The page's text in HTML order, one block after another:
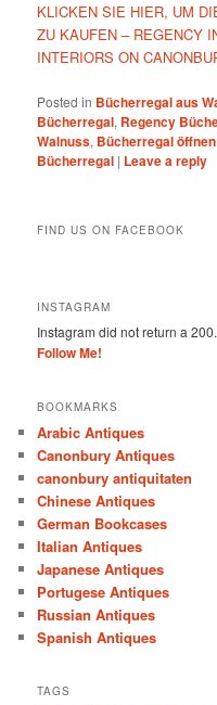
KLICKEN SIE HIER, UM
ZU KAUFEN – REGENCY
INTERIORS ON
Posted in Bücherregal aus
Bücherregal, Regency
Walnuss, Bücherregal öffnen
Bücherregal | Leave a reply
FIND US ON FACEBOOK
INSTAGRAM
Instagram did not return a 200.
Follow Me!
BOOKMARKS
Arabic Antiques
Canonbury Antiques
canonbury antiquitaten
Chinese Antiques
German Bookcases
Italian Antiques
Japanese Antiques
Portugese Antiques
Russian Antiques
Spanish Antiques
TAGS